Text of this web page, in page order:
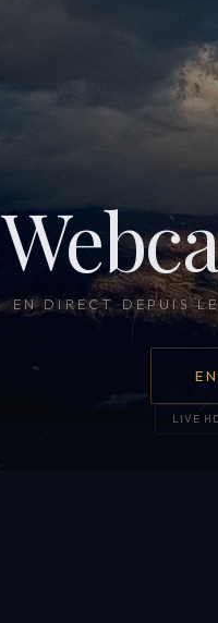
EN DIRECT DEPUIS
LIVE